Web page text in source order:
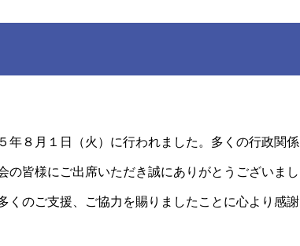
年８月１日（火）に行われました。多くの行政関係
の皆様にご出席いただき誠にありがとうございまし
くのご支援、ご協力を賜りましたことに心より感謝